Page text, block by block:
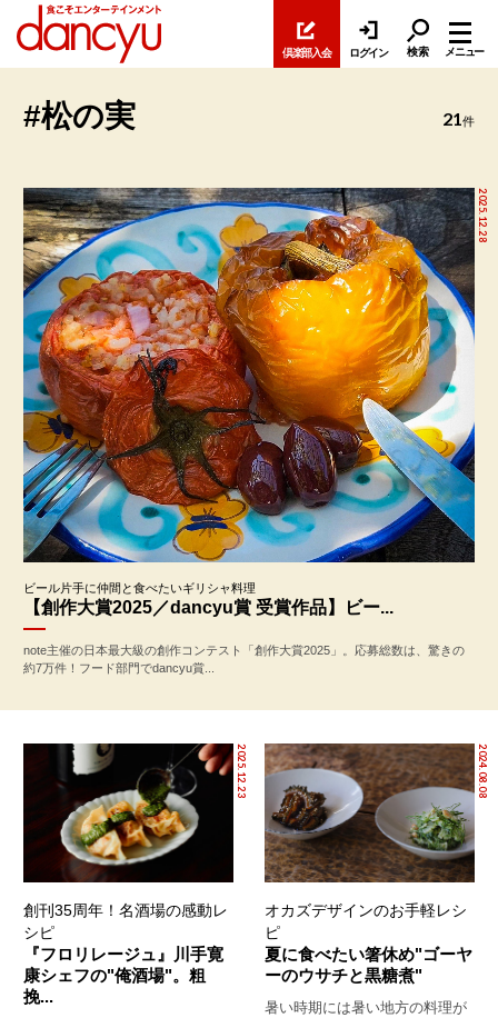
倶楽部入会 ログイン 検索 メニュー
#松の実 21件
2025.12.28
ビール片手に仲間と食べたいギリシャ料理
【創作大賞2025／dancyu賞 受賞作品】ビー...
note主催の日本最大級の創作コンテスト「創作大賞2025」。応募総数は、驚きの
約7万件！フード部門でdancyu賞...
2025.12.23
創刊35周年！名酒場の感動レ
シピ
『フロリレージュ』川手寛
康シェフの"俺酒場"。粗
挽...
2024.08.08
オカズデザインのお手軽レシ
ピ
夏に食べたい箸休め"ゴーヤ
ーのウサチと黒糖煮"
暑い時期には暑い地方の料理が